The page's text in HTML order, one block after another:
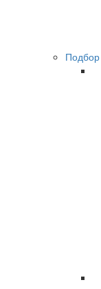
Подбор